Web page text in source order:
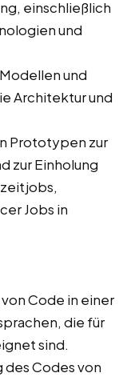
einschließlich
und
und
Architektur und
Prototypen zur
zur Einholung
Jobs in
Code in einer
die für
sind.
Codes von